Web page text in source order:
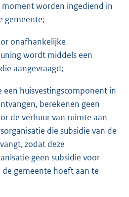
moment worden ingediend in
gemeente;
onafhankelijke
wordt middels een
aangevraagd;
een huisvestingscomponent in
berekenen geen
de verhuur van ruimte aan
die subsidie van de
zodat deze
geen subsidie voor
gemeente hoeft aan te